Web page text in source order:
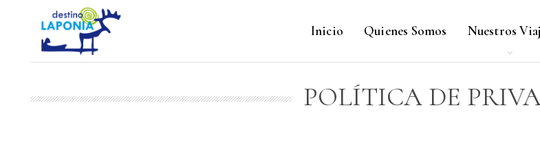
Inicio Quienes Somos Nuestros
POLÍTICA DE